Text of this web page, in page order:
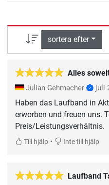
sortera efter
Alles
Julian Gehmacher juli
Haben das Laufband in
erworben und freuen uns.
Preis/Leistungsverhältnis.
Till hjälp • Inte till hjälp
Laufband